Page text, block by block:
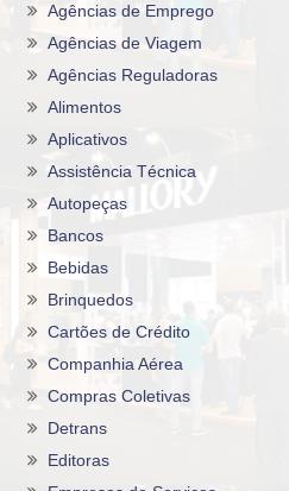
Agências de Emprego
Agências de Viagem
Agências Reguladoras
Alimentos
Aplicativos
Assistência Técnica
Autopeças
Bancos
Bebidas
Brinquedos
Cartões de Crédito
Companhia Aérea
Compras Coletivas
Detrans
Editoras